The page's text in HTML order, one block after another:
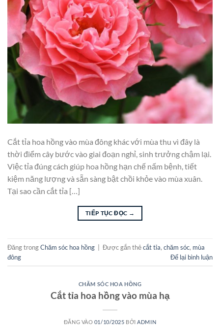
Cắt tỉa hoa hồng vào mùa đông khác với mùa thu vì đây là
thời điểm cây bước vào giai đoạn nghỉ, sinh trưởng chậm lại.
Việc tỉa đúng cách giúp hoa hồng hạn chế nấm bệnh, tiết
kiệm năng lượng và sẵn sàng bật chồi khỏe vào mùa xuân.
Tại sao cần cắt tỉa […]
TIẾP TỤC ĐỌC →
Đăng trongChăm sóc hoa hồng Được gắn thẻcắt tỉa, chăm sóc, mùa
đông
Để lại bình luận
CHĂM SÓC HOA HỒNG
Cắt tỉa hoa hồng vào mùa hạ
ĐĂNG VÀO 01/10/2025 BỞIADMIN